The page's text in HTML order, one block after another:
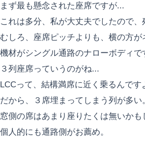
まず最も懸念された座席ですが...
これは多分、私が大丈夫でしたので
むしろ、座席ピッチよりも、横の方が
機材がシングル通路のナローボディで
３列座席っていうのがね...
LCCって、結構満席に近く乗るんです
だから、３席埋まってしまう列が多い
窓側の席はあまり座りたくは無いかも
個人的にも通路側がお薦め。